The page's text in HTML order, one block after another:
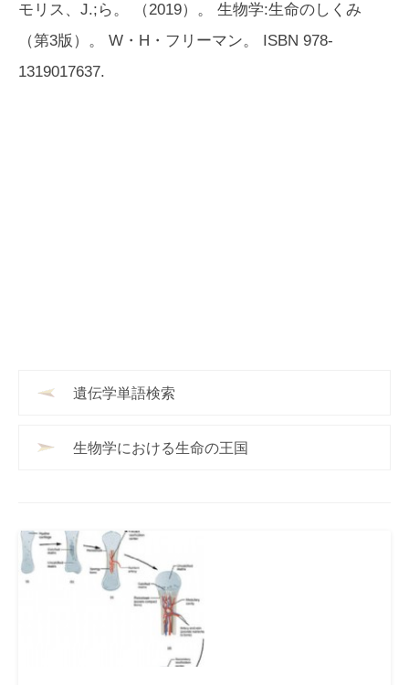
モリス、J.;ら。 （2019）。 生物学:生命のしくみ
（第3版）。 W・H・フリーマン。 ISBN 978-
1319017637.
遺伝学単語検索
生物学における生命の王国